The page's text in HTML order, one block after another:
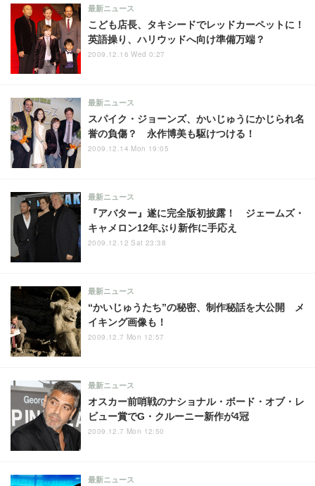
こども店長、タキシードでレッドカーペットに！
英語操り、ハリウッドへ向け準備万端？
最新ニュース
2009.12.16 Wed 0:27
スパイク・ジョーンズ、かいじゅうにかじられ名
誉の負傷？ 永作博美も駆けつける！
最新ニュース
2009.12.14 Mon 19:05
『アバター』遂に完全版初披露！ ジェームズ・
キャメロン12年ぶり新作に手応え
最新ニュース
2009.12.12 Sat 23:38
“かいじゅうたち”の秘密、制作秘話を大公開 メ
イキング画像も！
最新ニュース
2009.12.7 Mon 12:57
オスカー前哨戦のナショナル・ボード・オブ・レ
ビュー賞でG・クルーニー新作が4冠
最新ニュース
2009.12.7 Mon 12:50
最新ニュース